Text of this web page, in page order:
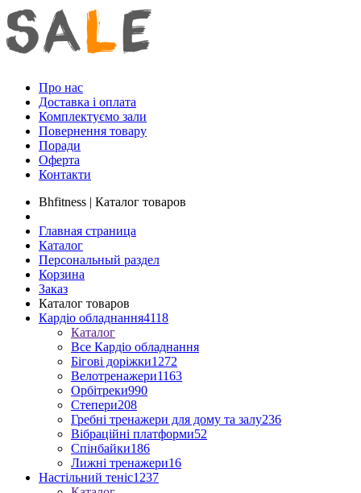
Про нас
Доставка і оплата
Комплектуємо зали
Повернення товару
Поради
Оферта
Контакти
Bhfitness | Каталог товаров
Главная страница
Каталог
Персональный раздел
Корзина
Заказ
Каталог товаров
Кардіо обладнання4118
Каталог
Все Кардіо обладнання
Бігові доріжки1272
Велотренажери1163
Орбітреки990
Степери208
Гребні тренажери для дому та залу236
Вібраційні платформи52
Спінбайки186
Лижні тренажери16
Настільний теніс1237